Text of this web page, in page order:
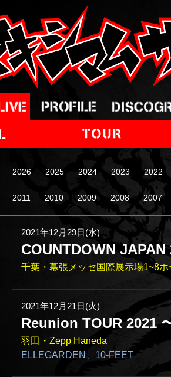
2026 2025 2024 2023 2022
2011 2010 2009 2008 2007
2021年12月29日(水)
COUNTDOWN JAPAN
千葉・幕張メッセ国際展示場1~8ホ
2021年12月21日(火)
Reunion TOUR 2021
羽田・Zepp Haneda
ELLEGARDEN、10-FEET